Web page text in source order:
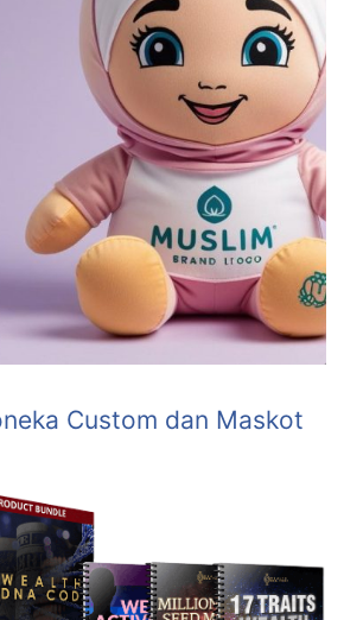
Custom dan Maskot